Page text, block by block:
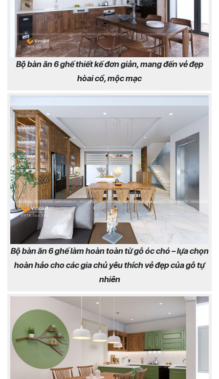
Bộ bàn ăn 6 ghế thiết kế đơn giản, mang đến vẻ đẹp
hòai cổ, mộc mạc
Bộ bàn ăn 6 ghế làm hoàn toàn từ gỗ óc chó – lựa chọn
hoàn hảo cho các gia chủ yêu thích vẻ đẹp của gỗ tự
nhiên